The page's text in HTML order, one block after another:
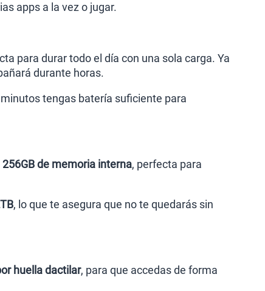
apps a la vez o jugar.
para durar todo el día con una sola carga. Ya
durante horas.
tengas batería suficiente para
256GB de memoria interna, perfecta para
, lo que te asegura que no te quedarás sin
huella dactilar, para que accedas de forma